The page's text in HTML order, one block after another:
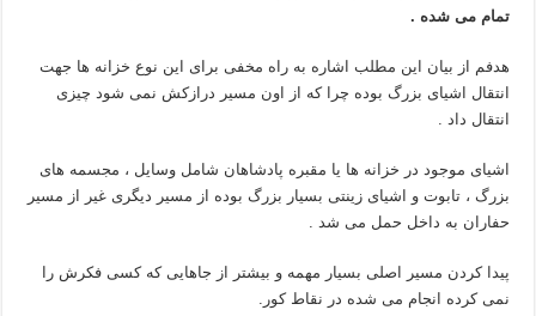
تمام می شده .
هدفم از بیان این مطلب اشاره به راه مخفی برای این نوع خزانه ها جهت
انتقال اشیای بزرگ بوده چرا که از اون مسیر درازکش نمی شود چیزی
انتقال داد .
اشیای موجود در خزانه ها یا مقبره پادشاهان شامل وسایل ، مجسمه های
بزرگ ، تابوت و اشیای زینتی بسیار بزرگ بوده از مسیر دیگری غیر از مسیر
حفاران به داخل حمل می شد .
پیدا کردن مسیر اصلی بسیار مهمه و بیشتر از جاهایی که کسی فکرش را
نمی کرده انجام می شده در نقاط کور.